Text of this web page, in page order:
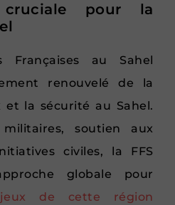
pour la
Françaises au Sahel
renouvelé de la
et la sécurité au Sahel.
soutien aux
civiles, la FFS
globale pour
de cette région